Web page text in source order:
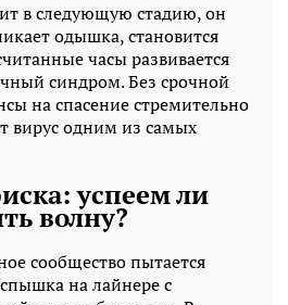
в следующую стадию, он
одышка, становится
часы развивается
синдром. Без срочной
на спасение стремительно
вирус одним из самых
успеем ли
волну?
сообщество пытается
на лайнере с